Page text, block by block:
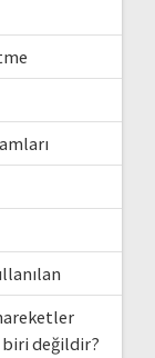
biri değildir?